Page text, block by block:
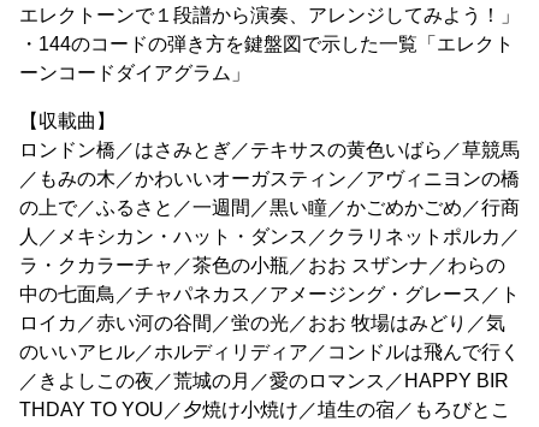
エレクトーンで１段譜から演奏、アレンジしてみよう！」
・144のコードの弾き方を鍵盤図で示した一覧「エレクト
ーンコードダイアグラム」
【収載曲】
ロンドン橋／はさみとぎ／テキサスの黄色いばら／草競馬
／もみの木／かわいいオーガスティン／アヴィニヨンの橋
の上で／ふるさと／一週間／黒い瞳／かごめかごめ／行商
人／メキシカン・ハット・ダンス／クラリネットポルカ／
ラ・クカラーチャ／茶色の小瓶／おお スザンナ／わらの
中の七面鳥／チャパネカス／アメージング・グレース／ト
ロイカ／赤い河の谷間／蛍の光／おお 牧場はみどり／気
のいいアヒル／ホルディリディア／コンドルは飛んで行く
／きよしこの夜／荒城の月／愛のロマンス／HAPPY BIR
THDAY TO YOU／夕焼け小焼け／埴生の宿／もろびとこ